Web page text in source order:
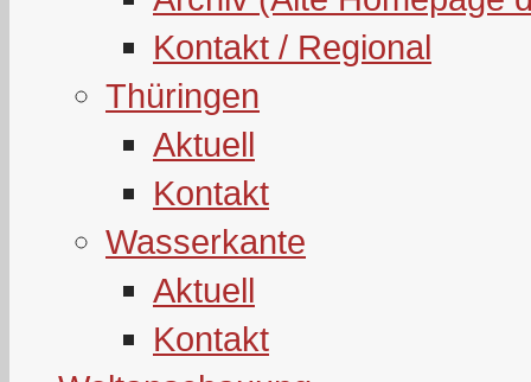
Kontakt / Regional
Thüringen
Aktuell
Kontakt
Wasserkante
Aktuell
Kontakt